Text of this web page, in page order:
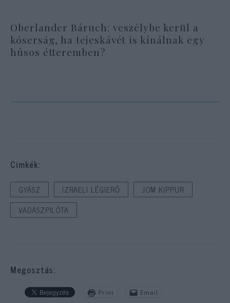
Oberlander Báruch: veszélybe kerül a
kóserság, ha tejeskávét is kínálnak egy
húsos étteremben?
Cimkék:
GYÁSZ IZRAELI LÉGIERŐ
JOM KIPPUR
VADÁSZPILÓTA
Megosztás:
Print Email